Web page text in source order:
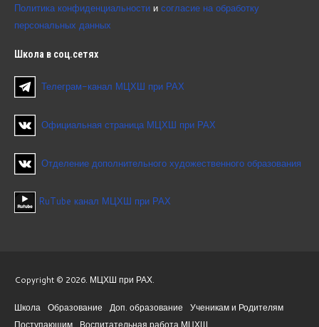
Политика конфиденциальности и согласие на обработку
персональных данных
Школа в соц.сетях
Телеграм-канал МЦХШ при РАХ
Официальная страница МЦХШ при РАХ
Отделение дополнительного художественного образования
RuTube канал МЦХШ при РАХ
Copyright © 2026. МЦХШ при РАХ.
Школа Образование Доп. образование
Ученикам и Родителям
Поступающим
Воспитательная работа МЦХШ